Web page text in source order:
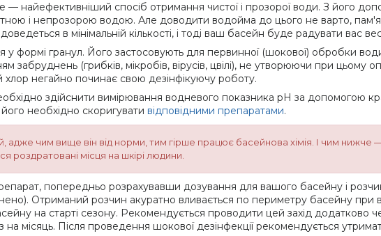
— найефективніший спосіб отримання чистої і прозорої води. З його
і непрозорою водою. Але доводити водойма до цього не варто,
в мінімальній кількості, і тоді ваш басейн буде радувати вас
у формі гранул. Його застосовують для первинної (шокової) обробки
забруднень (грибків, мікробів, вірусів, цвілі), не утворюючи при цьому
негайно починає свою дезінфікуючу роботу.
здійснити вимірювання водневого показника pH за допомогою
необхідно скоригувати відповідними препаратами.
чим вище він від норми, тим гірше працює басейнова хімія. І чим нижче —
роздратовані місця на шкірі людини.
попередньо розрахувавши дозування для вашого басейну і
Отриманий розчин акуратно вливається по периметру басейну при
на старті сезону. Рекомендується проводити цей захід додатково
на місяць. Після проведення шокової дезінфекції рекомендується